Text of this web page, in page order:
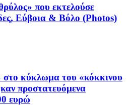
που εκτελούσε
Εύβοια & Βόλο (Photos)
κύκλωμα του «κόκκινου
προστατευόμενα
ευρώ